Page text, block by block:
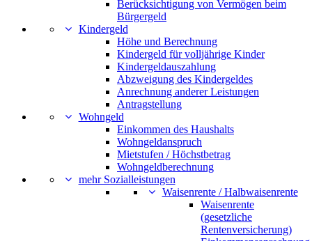
Berücksichtigung von Vermögen beim
Bürgergeld
Kindergeld
Höhe und Berechnung
Kindergeld für volljährige Kinder
Kindergeldauszahlung
Abzweigung des Kindergeldes
Anrechnung anderer Leistungen
Antragstellung
Wohngeld
Einkommen des Haushalts
Wohngeldanspruch
Mietstufen / Höchstbetrag
Wohngeldberechnung
mehr Sozialleistungen
Waisenrente / Halbwaisenrente
Waisenrente
(gesetzliche
Rentenversicherung)